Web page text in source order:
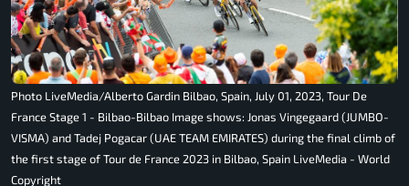
Photo LiveMedia/Alberto Gardin Bilbao, Spain, July 01, 2023, Tour De
France Stage 1 - Bilbao-Bilbao Image shows: Jonas Vingegaard (JUMBO-
VISMA) and Tadej Pogacar (UAE TEAM EMIRATES) during the final climb of
the first stage of Tour de France 2023 in Bilbao, Spain LiveMedia - World
Copyright